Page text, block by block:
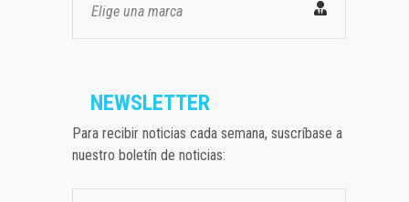
Elige una marca
NEWSLETTER
Para recibir noticias cada semana, suscríbase a
nuestro boletín de noticias: